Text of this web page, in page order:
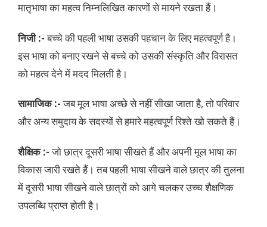
मातृभाषा का महत्व निम्नलिखित कारणों से मायने रखता हैं।
निजी :-बच्चे की पहली भाषा उसकी पहचान के लिए महत्वपूर्ण है।
इस भाषा को बनाए रखने से बच्चे को उसकी संस्कृति और विरासत
को महत्व देने में मदद मिलती है।
सामाजिक :-जब मूल भाषा अच्छे से नहीं सीखा जाता है, तो परिवार
और अन्य समुदाय के सदस्यों से हमारे महत्वपूर्ण रिश्ते खो सकते हैं।
शैक्षिक :-जो छात्र दूसरी भाषा सीखते हैं और अपनी मूल भाषा का
विकास जारी रखते हैं। तब पहली भाषा सीखने वाले छात्र की तुलना
में दूसरी भाषा सीखने वाले छात्रों को आगे चलकर उच्च शैक्षणिक
उपलब्धि प्राप्त होती है।